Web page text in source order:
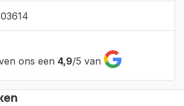
ons een 4,9/5 van